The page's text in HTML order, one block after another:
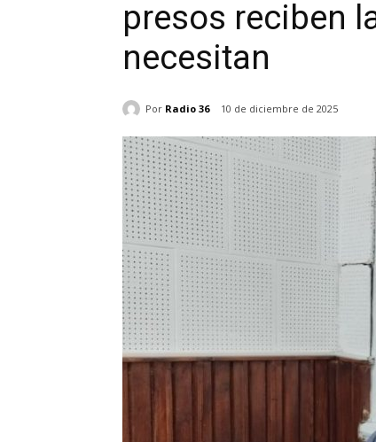
presos reciben
necesitan
Por Radio 36 10 de diciembre de 2025